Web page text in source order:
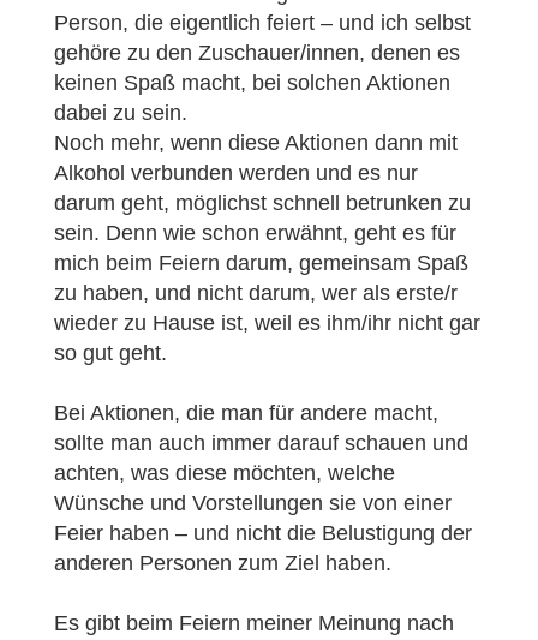
Person, die eigentlich feiert – und ich selbst
gehöre zu den Zuschauer/innen, denen es
keinen Spaß macht, bei solchen Aktionen
dabei zu sein.
Noch mehr, wenn diese Aktionen dann mit
Alkohol verbunden werden und es nur
darum geht, möglichst schnell betrunken zu
sein. Denn wie schon erwähnt, geht es für
mich beim Feiern darum, gemeinsam Spaß
zu haben, und nicht darum, wer als erste/r
wieder zu Hause ist, weil es ihm/ihr nicht gar
so gut geht.
Bei Aktionen, die man für andere macht,
sollte man auch immer darauf schauen und
achten, was diese möchten, welche
Wünsche und Vorstellungen sie von einer
Feier haben – und nicht die Belustigung der
anderen Personen zum Ziel haben.
Es gibt beim Feiern meiner Meinung nach